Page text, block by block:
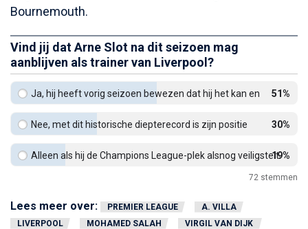
Bournemouth.
Vind jij dat Arne Slot na dit seizoen mag
aanblijven als trainer van Liverpool?
Ja, hij heeft vorig seizoen bewezen dat hij het kan en 51%
Nee, met dit historische diepterecord is zijn positie 30%
Alleen als hij de Champions League-plek alsnog veiligstelt.19%
72 stemmen
Lees meer over: PREMIER LEAGUE
A. VILLA
LIVERPOOL
MOHAMED SALAH VIRGIL VAN DIJK